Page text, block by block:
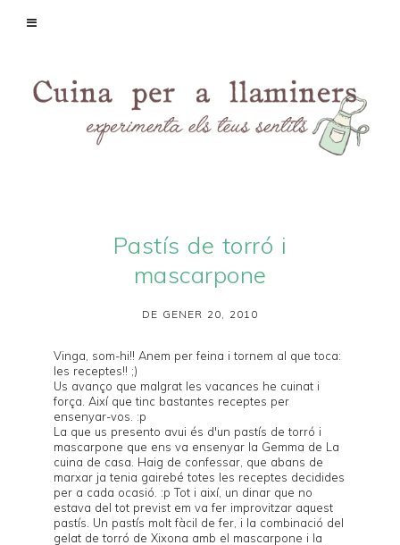
Pastís de torró i
mascarpone
DE GENER 20, 2010
Vinga, som-hi!! Anem per feina i tornem al que toca:
les receptes!! ;)
Us avanço que malgrat les vacances he cuinat i
força. Així que tinc bastantes receptes per
ensenyar-vos. :p
La que us presento avui és d'un pastís de torró i
mascarpone que ens va ensenyar la Gemma de La
cuina de casa . Haig de confessar, que abans de
marxar ja tenia gairebé totes les receptes decidides
per a cada ocasió. :p Tot i així, un dinar que no
estava del tot previst em va fer improvitzar aquest
pastís. Un pastís molt fàcil de fer, i la combinació del
gelat de torró de Xixona amb el mascarpone i la